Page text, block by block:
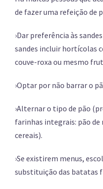
de fazer uma refeição de
›Dar preferência às
sandes incluir hortícolas
couve-roxa ou mesmo
›Optar por não barrar o
›Alternar o tipo de pão
farinhas integrais: pão
cereais).
›Se existirem menus,
substituição das batatas